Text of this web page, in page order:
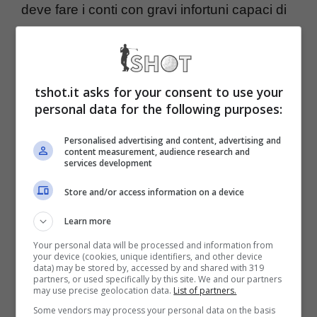
deve fare i conti con gravi infortuni capaci di
ma chiaramente un po’ logoro. Djokovic è
dunque l’unico che ancora si mantiene ad
altissimi livelli.
Anche lui in realtà inizia a perdere qualche
colpo di troppo, come si è visto ai recenti
Australian Open in cui ha ceduto in
semifinale contro
quanto pare il momento del ritiro per il serbo
è ancora molto lontano.
tshot.it asks for your consent to use your
personal data for the following purposes:
Personalised advertising and content, advertising and
content measurement, audience research and
services development
Store and/or access information on a device
Learn more
Your personal data will be processed and information from
your device (cookies, unique identifiers, and other device
data) may be stored by, accessed by and shared with 319
partners, or used specifically by this site. We and our partners
may use precise geolocation data. List of partners.
Some vendors may process your personal data on the basis